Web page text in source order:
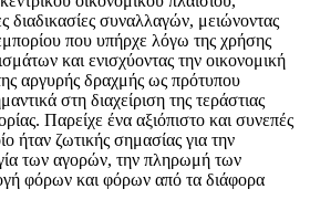
διαδικασίες συναλλαγών, μειώνοντας
που υπήρχε λόγω της χρήσης
και ενισχύοντας την οικονομική
αργυρής δραχμής ως πρότυπου
στη διαχείριση της τεράστιας
Παρείχε ένα αξιόπιστο και συνεπές
ήταν ζωτικής σημασίας για την
των αγορών, την πληρωμή των
φόρων και φόρων από τα διάφορα